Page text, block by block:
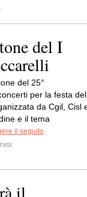
del I
del 25°
per la festa del
da Cgil, Cisl
e il tema
il seguito
il